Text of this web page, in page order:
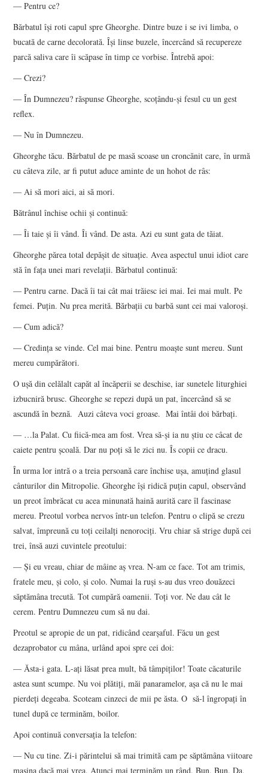
— Pentru ce?
Bărbatul își roti capul spre Gheorghe. Dintre buze i se ivi limba, o
bucată de carne decolorată. Își linse buzele, încercând să recupereze
parcă saliva care îi scăpase în timp ce vorbise. Întrebă apoi:
— Crezi?
— În Dumnezeu? răspunse Gheorghe, scoțându-și fesul cu un gest
reflex.
— Nu în Dumnezeu.
Gheorghe tăcu. Bărbatul de pe masă scoase un croncănit care, în urmă
cu câteva zile, ar fi putut aduce aminte de un hohot de râs:
— Ai să mori aici, ai să mori.
Bătrânul închise ochii și continuă:
— Îi taie și îi vând. Îi vând. De asta. Azi eu sunt gata de tăiat.
Gheorghe părea total depășit de situație. Avea aspectul unui idiot care
stă în fața unei mari revelații. Bărbatul continuă:
— Pentru carne. Dacă îi tai cât mai trăiesc iei mai. Iei mai mult. Pe
femei. Puțin. Nu prea merită. Bărbații cu barbă sunt cei mai valoroși.
— Cum adică?
— Credința se vinde. Cel mai bine. Pentru moaște sunt mereu. Sunt
mereu cumpărători.
O ușă din celălalt capăt al încăperii se deschise, iar sunetele liturghiei
izbucniră brusc. Gheorghe se repezi după un pat, încercând să se
ascundă în beznă. Auzi câteva voci groase. Mai întâi doi bărbați.
— …la Palat. Cu fiică-mea am fost. Vrea să-și ia nu știu ce câcat de
caiete pentru școală. Dar nu poți să le zici nu. Îs copii ce dracu.
În urma lor intră o a treia persoană care închise ușa, amuțind glasul
cânturilor din Mitropolie. Gheorghe își ridică puțin capul, observând
un preot îmbrăcat cu acea minunată haină aurită care îl fascinase
mereu. Preotul vorbea nervos într-un telefon. Pentru o clipă se crezu
salvat, împreună cu toți ceilalți nenorociți. Vru chiar să strige după cei
trei, însă auzi cuvintele preotului:
— Și eu vreau, chiar de mâine aș vrea. N-am ce face. Tot am trimis,
fratele meu, și colo, și colo. Numai la ruși s-au dus vreo douăzeci
săptămâna trecută. Tot cumpără oamenii. Toți vor. Ne dau cât le
cerem. Pentru Dumnezeu cum să nu dai.
Preotul se apropie de un pat, ridicând cearșaful. Făcu un gest
dezaprobator cu mâna, urlând apoi spre cei doi:
— Ăsta-i gata. L-ați lăsat prea mult, bă tâmpiților! Toate căcaturile
astea sunt scumpe. Nu voi plătiți, măi panaramelor, așa că nu le mai
pierdeți degeaba. Scoteam cinzeci de mii pe ăsta. O să-l îngropați în
tunel după ce terminăm, boilor.
Apoi continuă conversația la telefon:
— Nu cu tine. Zi-i părintelui să mai trimită cam pe săptămâna viitoare
mașina dacă mai vrea. Atunci mai terminăm un rând. Bun. Bun. Da.